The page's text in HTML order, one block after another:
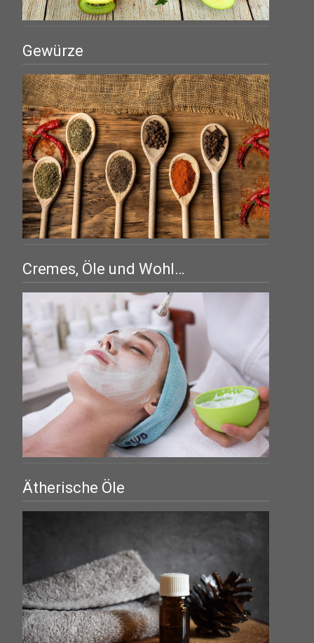
Gewürze
Cremes, Öle und Wohl…
Ätherische Öle